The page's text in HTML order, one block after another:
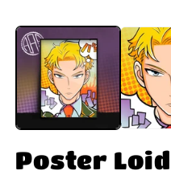
Poster Loid